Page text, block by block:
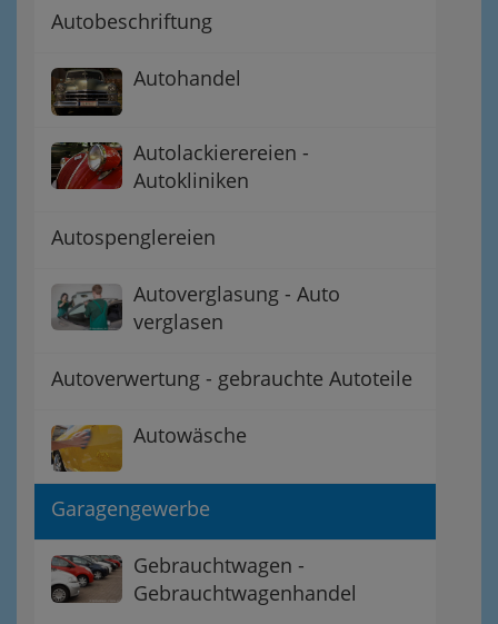
Autobeschriftung
Autohandel
Autolackierereien -
Autokliniken
Autospenglereien
Autoverglasung - Auto
verglasen
Autoverwertung - gebrauchte Autoteile
Autowäsche
Garagengewerbe
Gebrauchtwagen -
Gebrauchtwagenhandel